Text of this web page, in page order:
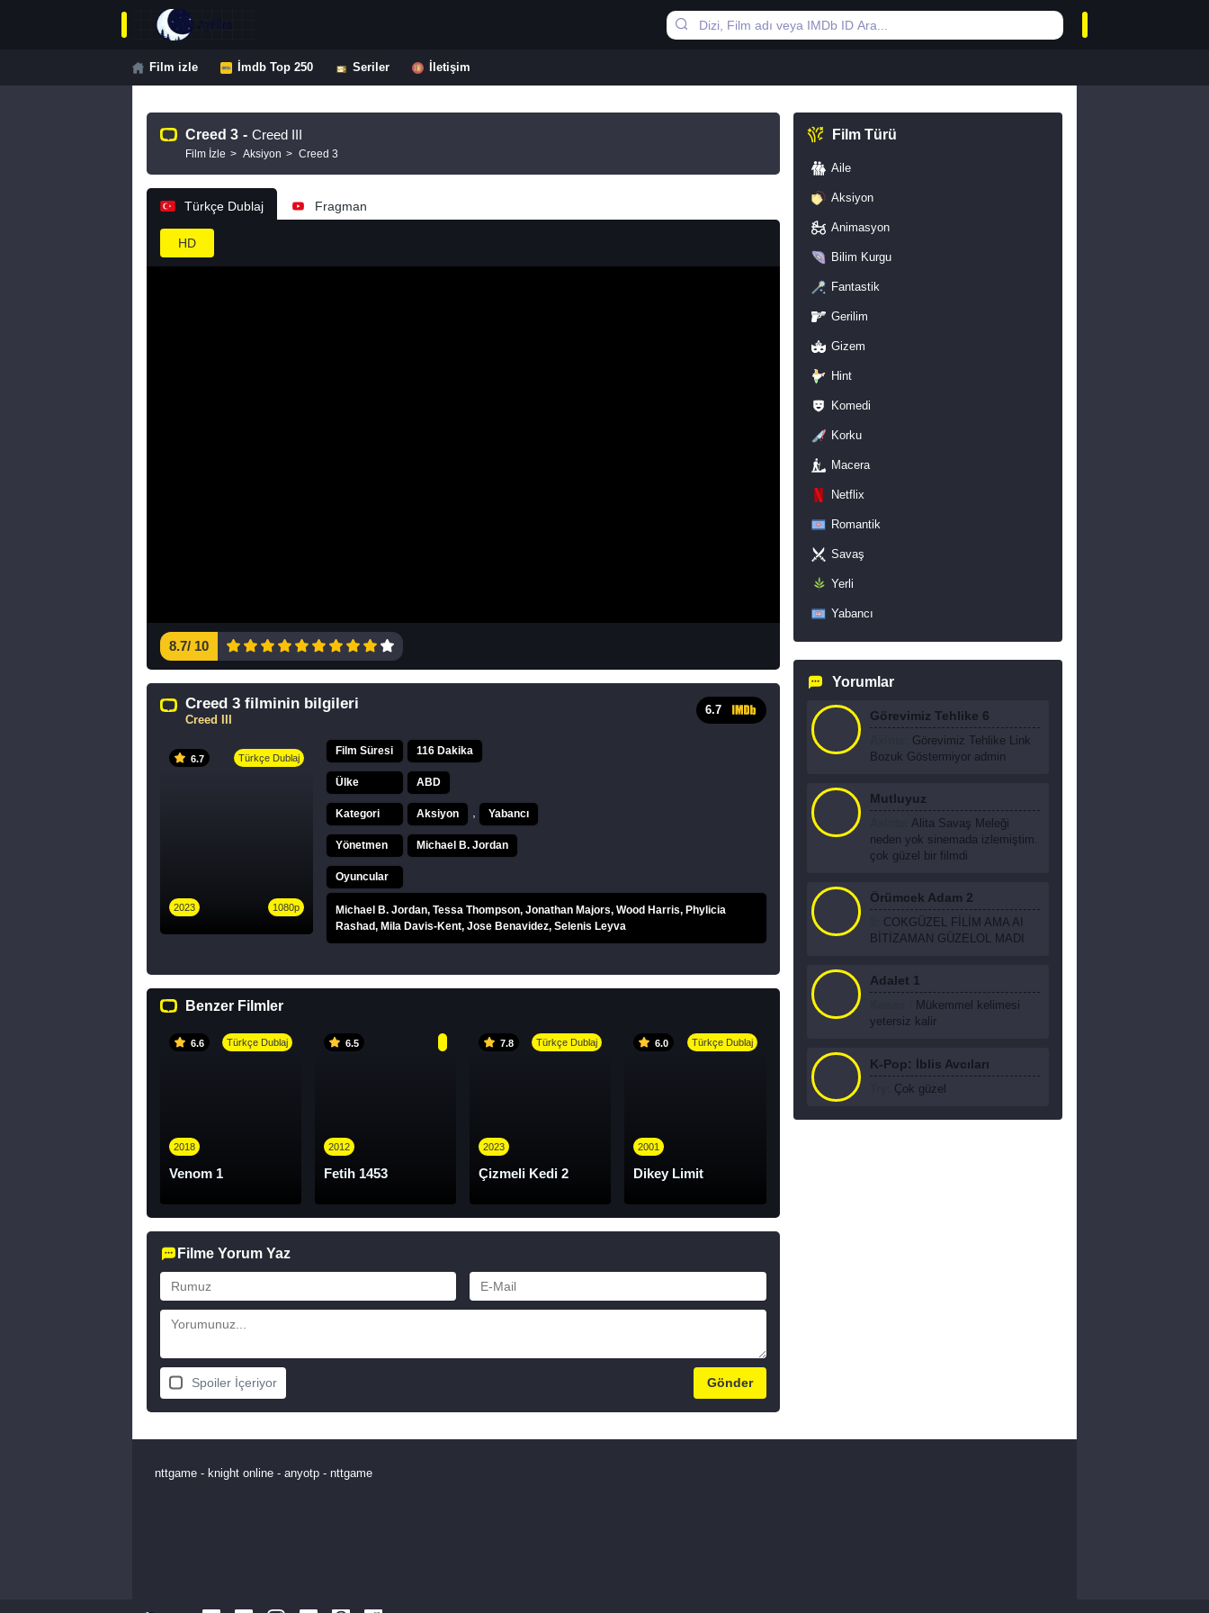
Film izle İmdb Top 250 Seriler İletişim
Creed 3 - Creed III
Film İzle Aksiyon Creed 3
Türkçe Dublaj Fragman
HD
8.7/ 10
Creed 3 filminin bilgileri
Creed III
6.7
6.7 Türkçe Dublaj
2023 1080p
Film Süresi 116 Dakika
Ülke ABD
Kategori Aksiyon Yabancı
Yönetmen Michael B. Jordan
Oyuncular
Michael B. Jordan, Tessa Thompson, Jonathan Majors, Wood Harris, Phylicia
Rashad, Mila Davis-Kent, Jose Benavidez, Selenis Leyva
Benzer Filmler
6.6 Türkçe Dublaj
2018
Venom 1
6.5
2012
Fetih 1453
7.8 Türkçe Dublaj
2023
Çizmeli Kedi 2
6.0 Türkçe Dublaj
2001
Dikey Limit
Filme Yorum Yaz
Spoiler İçeriyor
Film Türü
Aile
Aksiyon
Animasyon
Bilim Kurgu
Fantastik
Gerilim
Gizem
Hint
Komedi
Korku
Macera
Netflix
Romantik
Savaş
Yerli
Yabancı
Yorumlar
Görevimiz Tehlike 6
Görevimiz Tehlike Link
Bozuk Göstermiyor admin
Mutluyuz
Alita Savaş Meleği
neden yok sinemada izlemiştim.
çok güzel bir filmdi
Örümcek Adam 2
COKGÜZEL FİLİM AMA AI
BİTİZAMAN GÜZELOL MADI
Adalet 1
Mükemmel kelimesi
yetersiz kalir
K-Pop: İblis Avcıları
Çok güzel
nttgame - knight online - anyotp - nttgame